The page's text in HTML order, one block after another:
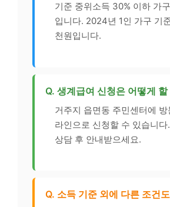
기준 중위소득 30% 이하 가
입니다. 2024년 1인 가구 기
천원입니다.
Q. 생계급여 신청은 어떻게
거주지 읍면동 주민센터에
라인으로 신청할 수 있습니
상담 후 안내받으세요.
Q. 소득 기준 외에 다른 조건